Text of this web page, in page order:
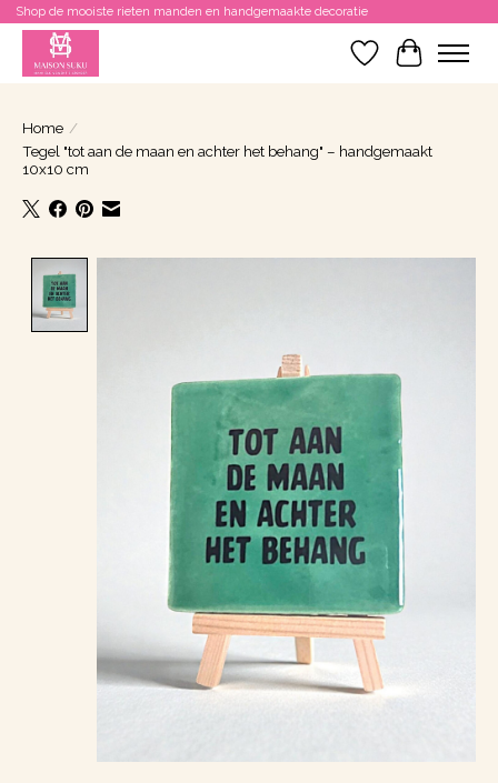
Shop de mooiste rieten manden en handgemaakte decoratie
Verlanglijst
Home /
Tegel "tot aan de maan en achter het behang" – handgemaakt
10x10 cm